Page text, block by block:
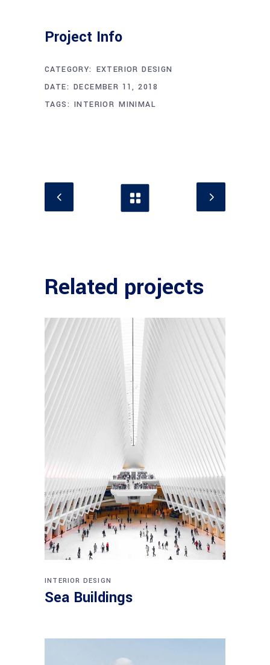
Project Info
CATEGORY: EXTERIOR DESIGN
DATE: DECEMBER 11, 2018
TAGS: INTERIOR MINIMAL
Related projects
INTERIOR DESIGN
Sea Buildings